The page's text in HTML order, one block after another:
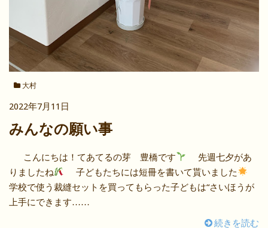
大村
2022年7月11日
みんなの願い事
こんにちは！てあてるの芽 豊橋です
先週七夕があ
りましたね
子どもたちには短冊を書いて貰いました
学校で使う裁縫セットを買ってもらった子どもは“さいほうが
上手にできます……
続きを読む